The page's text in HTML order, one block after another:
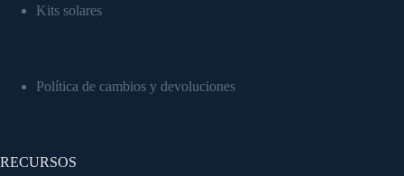
Kits solares
Política de cambios y devoluciones
RECURSOS